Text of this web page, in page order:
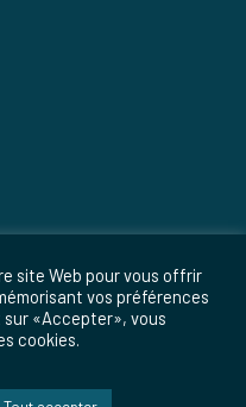
site Web pour vous offrir
vos préférences
«Accepter», vous
cookies.